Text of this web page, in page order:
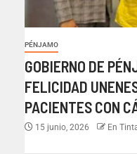
PÉNJAMO
GOBIERNO DE
FELICIDAD
PACIENTES CON
15 junio, 2026 En